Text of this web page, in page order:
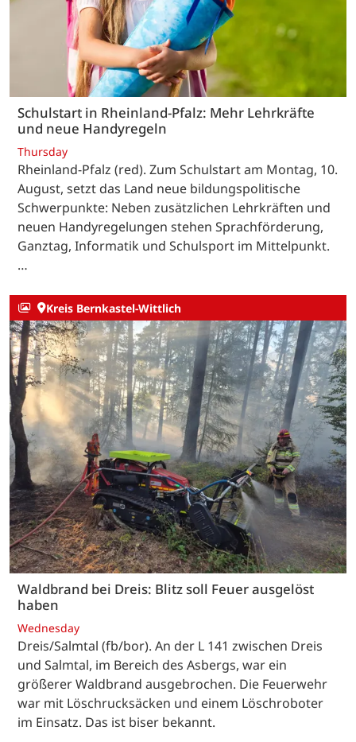
Schulstart in Rheinland-Pfalz: Mehr Lehrkräfte
und neue Handyregeln
Thursday
Rheinland-Pfalz (red). Zum Schulstart am Montag, 10.
August, setzt das Land neue bildungspolitische
Schwerpunkte: Neben zusätzlichen Lehrkräften und
neuen Handyregelungen stehen Sprachförderung,
Ganztag, Informatik und Schulsport im Mittelpunkt.
…
Kreis Bernkastel-Wittlich
Waldbrand bei Dreis: Blitz soll Feuer ausgelöst
haben
Wednesday
Dreis/Salmtal (fb/bor). An der L 141 zwischen Dreis
und Salmtal, im Bereich des Asbergs, war ein
größerer Waldbrand ausgebrochen. Die Feuerwehr
war mit Löschrucksäcken und einem Löschroboter
im Einsatz. Das ist biser bekannt.